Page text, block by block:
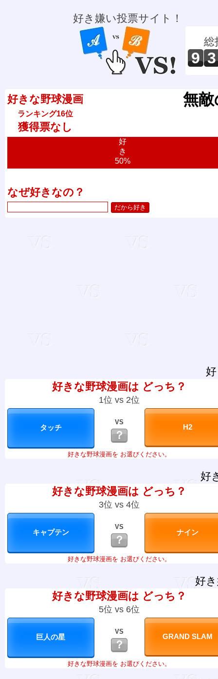
好き嫌い投票サイト！
総
9 3
好きな野球漫画
ランキング16位
獲得票なし
無
好
き
50%
なぜ好きなの？
好きな野球漫画は どっち？
1位 vs 2位
VS
？
好きな野球漫画を お選びください。
好
好きな野球漫画は どっち？
3位 vs 4位
VS
？
好きな野球漫画を お選びください。
好
好きな野球漫画は どっち？
5位 vs 6位
VS
？
好きな野球漫画を お選びください。